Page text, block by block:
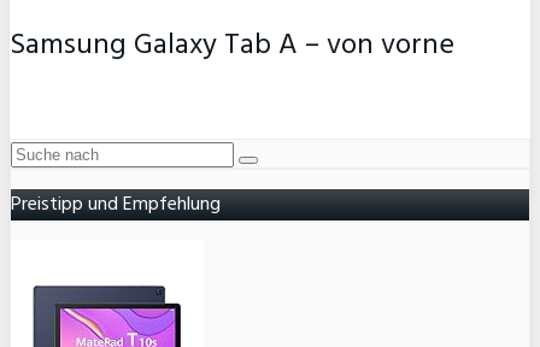
Samsung Galaxy Tab A – von vorne
Preistipp und Empfehlung